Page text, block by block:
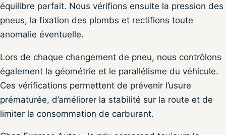
équilibre parfait. Nous vérifions ensuite la pression des
pneus, la fixation des plombs et rectifions toute
anomalie éventuelle.
Lors de chaque changement de pneu, nous contrôlons
également la géométrie et le parallélisme du véhicule.
Ces vérifications permettent de prévenir l’usure
prématurée, d’améliorer la stabilité sur la route et de
limiter la consommation de carburant.